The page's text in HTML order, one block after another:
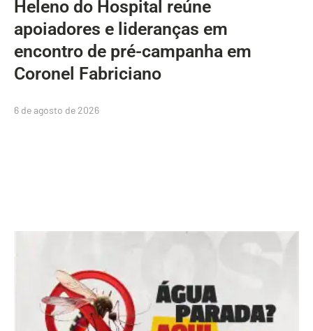
Heleno do Hospital reúne
apoiadores e lideranças em
encontro de pré-campanha em
Coronel Fabriciano
6 de agosto de 2026